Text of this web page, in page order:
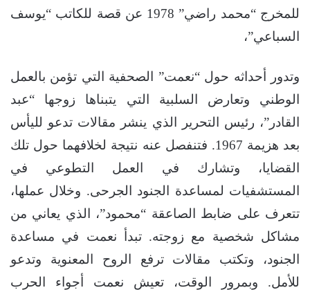
للمخرج “محمد راضي” 1978 عن قصة للكاتب “يوسف
السباعي”،
وتدور أحداثه حول “نعمت” الصحفية التي تؤمن بالعمل
الوطني وتعارض السلبية التي يتبناها زوجها “عبد
القادر”، رئيس التحرير الذي ينشر مقالات تدعو لليأس
بعد هزيمة 1967. فتنفصل عنه نتيجة لخلافهما حول تلك
القضايا، وتشارك في العمل التطوعي في
المستشفيات لمساعدة الجنود الجرحى. وخلال عملها،
تتعرف على ضابط الصاعقة “محمود”، الذي يعاني من
مشاكل شخصية مع زوجته. تبدأ نعمت في مساعدة
الجنود، وتكتب مقالات ترفع الروح المعنوية وتدعو
للأمل. وبمرور الوقت، تعيش نعمت أجواء الحرب